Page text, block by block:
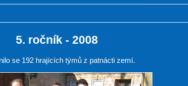
5. ročník - 2008
se 192 hrajících týmů z patnácti zemí.